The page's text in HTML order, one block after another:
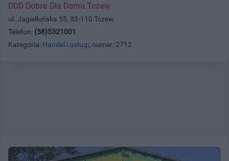
DDD Dobre Dla Domu Tczew
ul. Jagiellońska 55, 83-110 Tczew
Telefon: (58)5321001
Kategoria: Handel i usługi, numer: 2712